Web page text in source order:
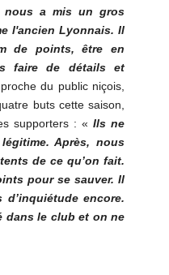
nous a mis un gros
l'ancien Lyonnais. Il
de points, être en
faire de détails et
du public niçois,
buts cette saison,
supporters : « Ils ne
Après, nous
de ce qu’on fait.
pour se sauver. Il
encore.
dans le club et on ne